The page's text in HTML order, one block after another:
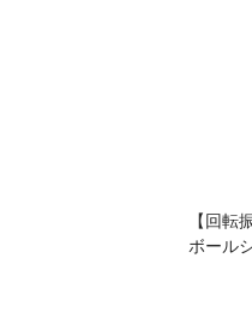
【回転
ボール